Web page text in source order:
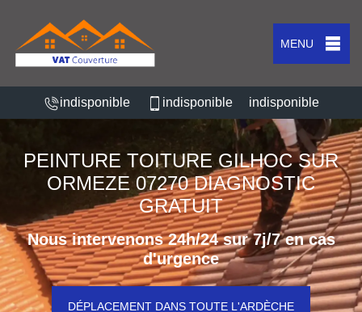
MENU
indisponible indisponible indisponible
PEINTURE TOITURE GILHOC SUR
ORMEZE 07270 DIAGNOSTIC
GRATUIT
Nous intervenons 24h/24 sur 7j/7 en cas
d'urgence
DÉPLACEMENT DANS TOUTE L'ARDÈCHE